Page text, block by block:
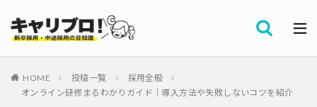
HOME 投稿一覧
採用全般
オンライン研修まるわかりガイド｜導入方法や失敗しないコツを紹介
カテゴリー
タグ
労務・組織